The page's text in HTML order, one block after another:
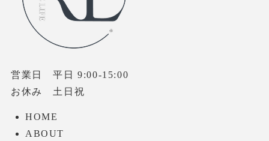
営業日 平日 9:00-15:00
お休み 土日祝
HOME
ABOUT